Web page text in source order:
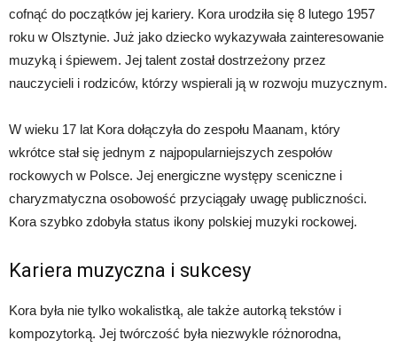
cofnąć do początków jej kariery. Kora urodziła się 8 lutego 1957
roku w Olsztynie. Już jako dziecko wykazywała zainteresowanie
muzyką i śpiewem. Jej talent został dostrzeżony przez
nauczycieli i rodziców, którzy wspierali ją w rozwoju muzycznym.
W wieku 17 lat Kora dołączyła do zespołu Maanam, który
wkrótce stał się jednym z najpopularniejszych zespołów
rockowych w Polsce. Jej energiczne występy sceniczne i
charyzmatyczna osobowość przyciągały uwagę publiczności.
Kora szybko zdobyła status ikony polskiej muzyki rockowej.
Kariera muzyczna i sukcesy
Kora była nie tylko wokalistką, ale także autorką tekstów i
kompozytorką. Jej twórczość była niezwykle różnorodna,